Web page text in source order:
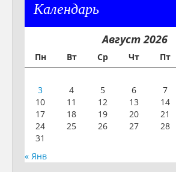
Календарь
Август 2026
Пн Вт Ср Чт Пт
3
4 5 6 7
10
11 12 13 14
17
18 19 20 21
24
25 26 27 28
31
« Янв